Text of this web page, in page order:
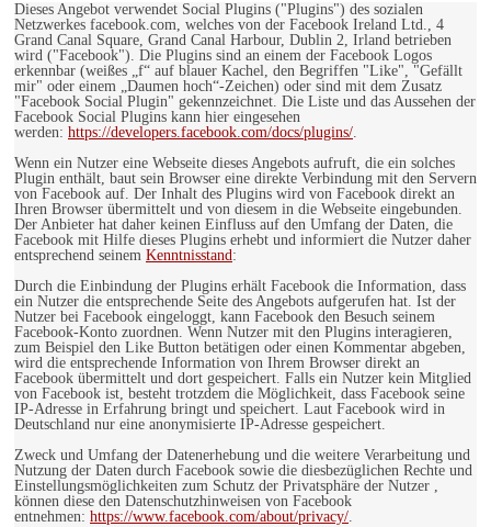
Dieses Angebot verwendet Social Plugins ("Plugins") des sozialen
Netzwerkes facebook.com, welches von der Facebook Ireland Ltd., 4
Grand Canal Square, Grand Canal Harbour, Dublin 2, Irland betrieben
wird ("Facebook"). Die Plugins sind an einem der Facebook Logos
erkennbar (weißes „f“ auf blauer Kachel, den Begriffen "Like", "Gefällt
mir" oder einem „Daumen hoch“-Zeichen) oder sind mit dem Zusatz
"Facebook Social Plugin" gekennzeichnet. Die Liste und das Aussehen der
Facebook Social Plugins kann hier eingesehen
werden: https://developers.facebook.com/docs/plugins/.
Wenn ein Nutzer eine Webseite dieses Angebots aufruft, die ein solches
Plugin enthält, baut sein Browser eine direkte Verbindung mit den Servern
von Facebook auf. Der Inhalt des Plugins wird von Facebook direkt an
Ihren Browser übermittelt und von diesem in die Webseite eingebunden.
Der Anbieter hat daher keinen Einfluss auf den Umfang der Daten, die
Facebook mit Hilfe dieses Plugins erhebt und informiert die Nutzer daher
entsprechend seinem Kenntnisstand:
Durch die Einbindung der Plugins erhält Facebook die Information, dass
ein Nutzer die entsprechende Seite des Angebots aufgerufen hat. Ist der
Nutzer bei Facebook eingeloggt, kann Facebook den Besuch seinem
Facebook-Konto zuordnen. Wenn Nutzer mit den Plugins interagieren,
zum Beispiel den Like Button betätigen oder einen Kommentar abgeben,
wird die entsprechende Information von Ihrem Browser direkt an
Facebook übermittelt und dort gespeichert. Falls ein Nutzer kein Mitglied
von Facebook ist, besteht trotzdem die Möglichkeit, dass Facebook seine
IP-Adresse in Erfahrung bringt und speichert. Laut Facebook wird in
Deutschland nur eine anonymisierte IP-Adresse gespeichert.
Zweck und Umfang der Datenerhebung und die weitere Verarbeitung und
Nutzung der Daten durch Facebook sowie die diesbezüglichen Rechte und
Einstellungsmöglichkeiten zum Schutz der Privatsphäre der Nutzer ,
können diese den Datenschutzhinweisen von Facebook
entnehmen: https://www.facebook.com/about/privacy/.